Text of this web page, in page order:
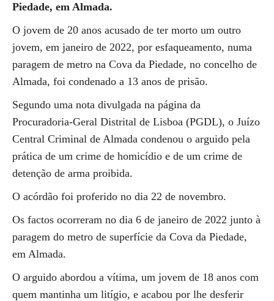
Piedade, em Almada.
O jovem de 20 anos acusado de ter morto um outro
jovem, em janeiro de 2022, por esfaqueamento, numa
paragem de metro na Cova da Piedade, no concelho de
Almada, foi condenado a 13 anos de prisão.
Segundo uma nota divulgada na página da
Procuradoria-Geral Distrital de Lisboa (PGDL), o Juízo
Central Criminal de Almada condenou o arguido pela
prática de um crime de homicídio e de um crime de
detenção de arma proibida.
O acórdão foi proferido no dia 22 de novembro.
Os factos ocorreram no dia 6 de janeiro de 2022 junto à
paragem do metro de superfície da Cova da Piedade,
em Almada.
O arguido abordou a vítima, um jovem de 18 anos com
quem mantinha um litígio, e acabou por lhe desferir